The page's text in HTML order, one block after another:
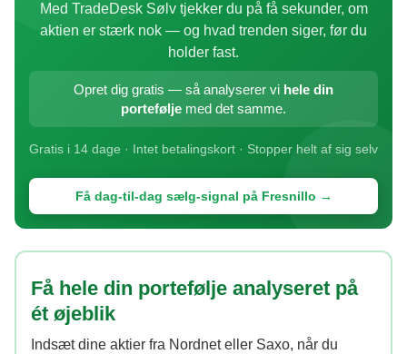
Med TradeDesk Sølv tjekker du på få sekunder, om
aktien er stærk nok — og hvad trenden siger, før du
holder fast.
Opret dig gratis — så analyserer vi hele din
portefølje med det samme.
Gratis i 14 dage · Intet betalingskort · Stopper helt af sig selv
Få dag-til-dag sælg-signal på Fresnillo →
Få hele din portefølje analyseret på
ét øjeblik
Indsæt dine aktier fra Nordnet eller Saxo, når du